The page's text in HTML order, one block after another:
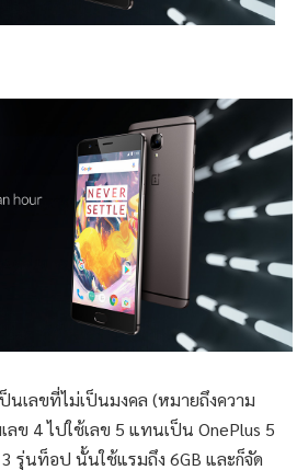
นเลขที่ไม่เป็นมงคล (หมายถึงความ
ลข 4 ไปใช้เลข 5 แทนเป็น OnePlus 5
รุ่นท็อป นั้นใช้แรมถึง 6GB และก็จัด